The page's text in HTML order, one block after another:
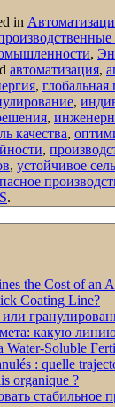
in
,
автоматизация,
, глобальная
,
,
качества,
,
, устойчивое
.
the Cost of an
Coating Line?
какую
Water-Soluble
: quelle
organique ?
стабильное